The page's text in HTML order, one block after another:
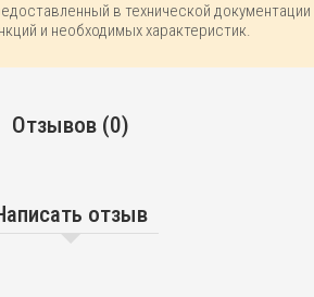
в технической
и необходимых характеристик.
Отзывов (0)
отзыв